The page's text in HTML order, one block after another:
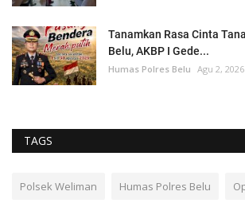
Tanamkan Rasa Cinta
Belu, AKBP I Gede...
Humas Polres Belu Agu 2, 2026
TAGS
Polsek Weliman Humas Polres Belu